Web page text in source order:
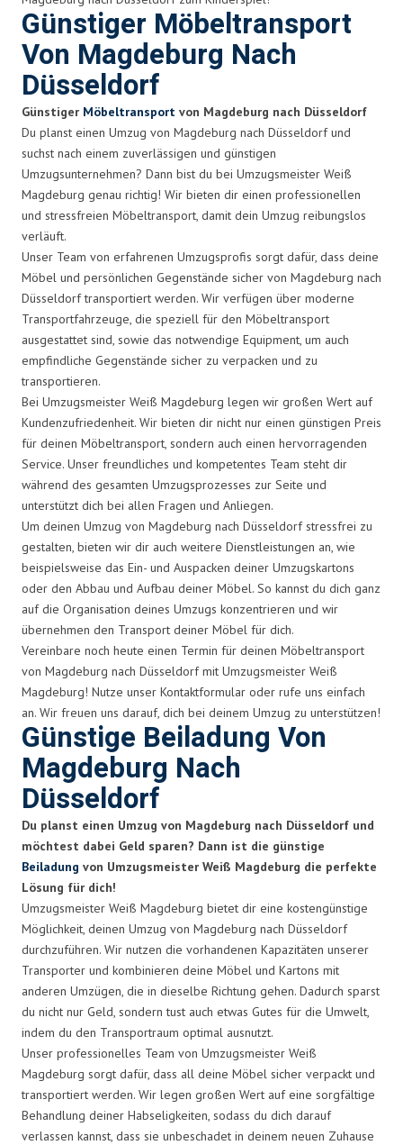
Günstiger Möbeltransport
Von Magdeburg Nach
Düsseldorf
Günstiger Möbeltransport von Magdeburg nach Düsseldorf
Du planst einen Umzug von Magdeburg nach Düsseldorf und
suchst nach einem zuverlässigen und günstigen
Umzugsunternehmen? Dann bist du bei Umzugsmeister Weiß
Magdeburg genau richtig! Wir bieten dir einen professionellen
und stressfreien Möbeltransport, damit dein Umzug reibungslos
verläuft.
Unser Team von erfahrenen Umzugsprofis sorgt dafür, dass deine
Möbel und persönlichen Gegenstände sicher von Magdeburg nach
Düsseldorf transportiert werden. Wir verfügen über moderne
Transportfahrzeuge, die speziell für den Möbeltransport
ausgestattet sind, sowie das notwendige Equipment, um auch
empfindliche Gegenstände sicher zu verpacken und zu
transportieren.
Bei Umzugsmeister Weiß Magdeburg legen wir großen Wert auf
Kundenzufriedenheit. Wir bieten dir nicht nur einen günstigen Preis
für deinen Möbeltransport, sondern auch einen hervorragenden
Service. Unser freundliches und kompetentes Team steht dir
während des gesamten Umzugsprozesses zur Seite und
unterstützt dich bei allen Fragen und Anliegen.
Um deinen Umzug von Magdeburg nach Düsseldorf stressfrei zu
gestalten, bieten wir dir auch weitere Dienstleistungen an, wie
beispielsweise das Ein- und Auspacken deiner Umzugskartons
oder den Abbau und Aufbau deiner Möbel. So kannst du dich ganz
auf die Organisation deines Umzugs konzentrieren und wir
übernehmen den Transport deiner Möbel für dich.
Vereinbare noch heute einen Termin für deinen Möbeltransport
von Magdeburg nach Düsseldorf mit Umzugsmeister Weiß
Magdeburg! Nutze unser Kontaktformular oder rufe uns einfach
an. Wir freuen uns darauf, dich bei deinem Umzug zu unterstützen!
Günstige Beiladung Von
Magdeburg Nach
Düsseldorf
Du planst einen Umzug von Magdeburg nach Düsseldorf und
möchtest dabei Geld sparen? Dann ist die günstige
Beiladung von Umzugsmeister Weiß Magdeburg die perfekte
Lösung für dich!
Umzugsmeister Weiß Magdeburg bietet dir eine kostengünstige
Möglichkeit, deinen Umzug von Magdeburg nach Düsseldorf
durchzuführen. Wir nutzen die vorhandenen Kapazitäten unserer
Transporter und kombinieren deine Möbel und Kartons mit
anderen Umzügen, die in dieselbe Richtung gehen. Dadurch sparst
du nicht nur Geld, sondern tust auch etwas Gutes für die Umwelt,
indem du den Transportraum optimal ausnutzt.
Unser professionelles Team von Umzugsmeister Weiß
Magdeburg sorgt dafür, dass all deine Möbel sicher verpackt und
transportiert werden. Wir legen großen Wert auf eine sorgfältige
Behandlung deiner Habseligkeiten, sodass du dich darauf
verlassen kannst, dass sie unbeschadet in deinem neuen Zuhause